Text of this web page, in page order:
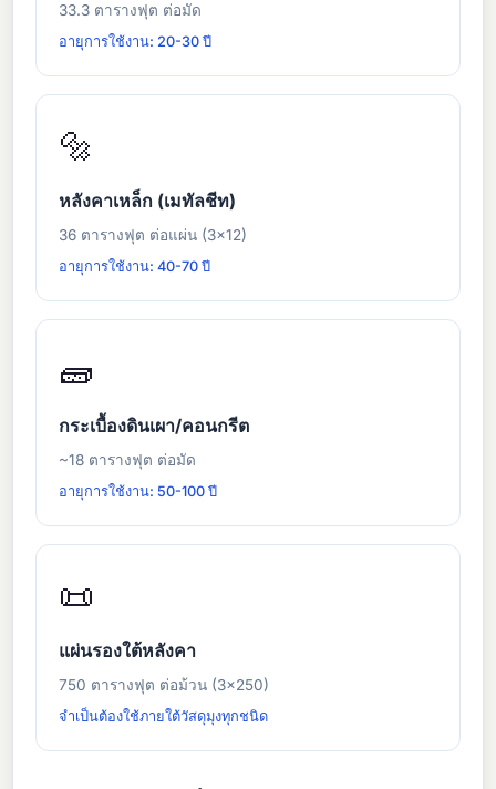
33.3 ตารางฟุต ต่อมัด
อายุการใช้งาน: 20-30 ปี
🔩
หลังคาเหล็ก (เมทัลชีท)
36 ตารางฟุต ต่อแผ่น (3×12)
อายุการใช้งาน: 40-70 ปี
🧱
กระเบื้องดินเผา/คอนกรีต
~18 ตารางฟุต ต่อมัด
อายุการใช้งาน: 50-100 ปี
📜
แผ่นรองใต้หลังคา
750 ตารางฟุต ต่อม้วน (3×250)
จำเป็นต้องใช้ภายใต้วัสดุมุงทุกชนิด